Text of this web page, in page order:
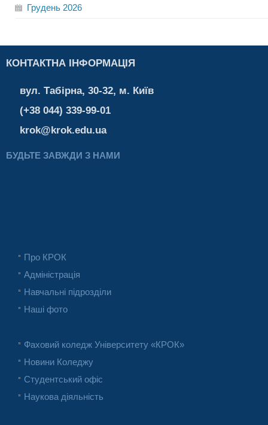
Грудень 2026
КОНТАКТНА ІНФОРМАЦІЯ
вул. Табірна, 30-32, м. Київ
(+38 044) 339-99-01
krok@krok.edu.ua
БУДЬТЕ ЗАВЖДИ З НАМИ
Про КРОК
Адміністрація
Навчальні підрозділи
Наші фото
Фаховий коледж Університету «КРОК»
Новини Коледжу
Студентський офіс
Наукова діяльність